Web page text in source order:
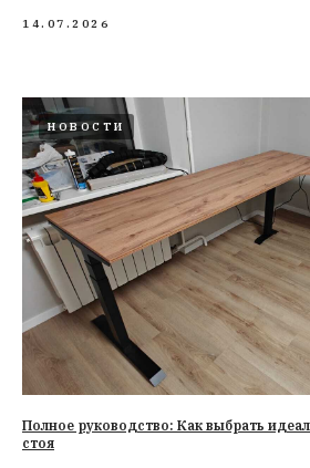
14.07.2026
НОВОСТИ
Полное руководство: Как выбрать
стоя